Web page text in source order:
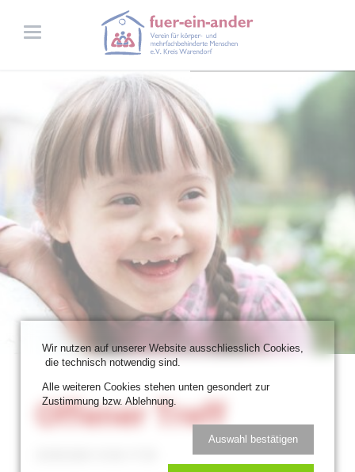
Offener Treff
Wir nutzen auf unserer Website ausschliesslich Cookies,
die technisch notwendig sind.
Alle weiteren Cookies stehen unten gesondert zur
Zustimmung bzw. Ablehnung.
Auswahl bestätigen